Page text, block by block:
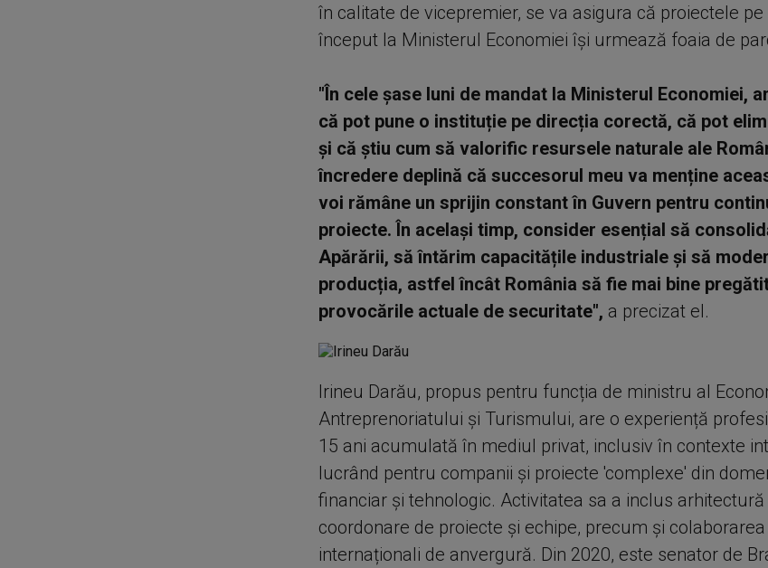
în calitate de vicepremier, se va asigura că proiectele pe
început la Ministerul Economiei își urmează foaia de
"În cele șase luni de mandat la Ministerul Economiei,
că pot pune o instituție pe direcția corectă, că pot
și că știu cum să valorific resursele naturale ale
încredere deplină că succesorul meu va menține
voi rămâne un sprijin constant în Guvern pentru
proiecte. În același timp, consider esențial să
Apărării, să întărim capacitățile industriale și să
producția, astfel încât România să fie mai bine
provocările actuale de securitate", a precizat el.
Irineu Darău, propus pentru funcția de ministru al
Antreprenoriatului și Turismului, are o experiență
15 ani acumulată în mediul privat, inclusiv în contexte
lucrând pentru companii și proiecte 'complexe' din
financiar și tehnologic. Activitatea sa a inclus
coordonare de proiecte și echipe, precum și
internaționali de anvergură. Din 2020, este senator de